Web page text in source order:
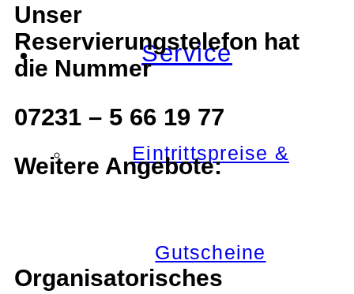
Service
Eintrittspreise &
Gutscheine
Unser
Reservierungstelefon hat
die Nummer
07231 – 5 66 19 77
Weitere Angebote:
Organisatorisches